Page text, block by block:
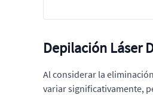
Depilación Láser
Al considerar la
variar significativamente,